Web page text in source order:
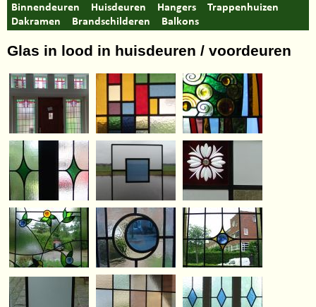
Binnendeuren
Huisdeuren Hangers
Trappenhuizen
Dakramen
Brandschilderen Balkons
Glas in lood in huisdeuren / voordeuren